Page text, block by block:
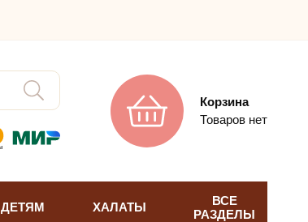
Корзина
Товаров нет
ДЕТЯМ ХАЛАТЫ
ВСЕ
РАЗДЕЛЫ